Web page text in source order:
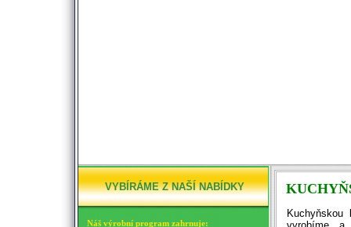
VYBÍRÁME Z NAŠÍ NABÍDKY
Náš výrobní program zahrnuje: